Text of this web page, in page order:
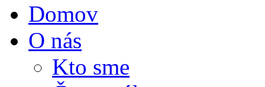
Domov
O nás
Kto sme